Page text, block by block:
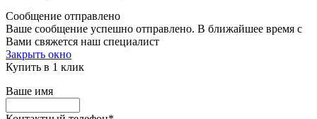
Сообщение отправлено
Ваше сообщение успешно отправлено. В ближайшее время с
Вами свяжется наш специалист
Закрыть окно
Купить в 1 клик
Ваше имя